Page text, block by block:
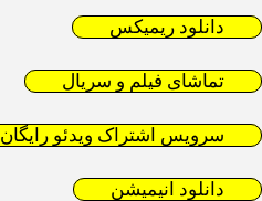
دانلود ریمیکس
تماشای فیلم و سریال
سرویس اشتراک ویدئو رایگان
دانلود انیمیشن